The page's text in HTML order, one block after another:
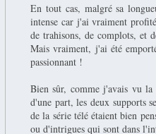
En tout cas, malgré sa
intense car j'ai vraiment
de trahisons, de complots, et
Mais vraiment, j'ai été
passionnant !
Bien sûr, comme j'avais vu
d'une part, les deux supports
de la série télé étaient bien
ou d'intrigues qui sont dans